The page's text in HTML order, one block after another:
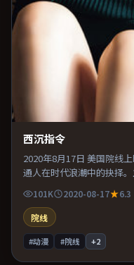
西沉指令
2020年8月17日 美国院线
通人在时代浪潮中的抉择
101K 2020-08-17
6.3
院线
#动漫 #院线 +2